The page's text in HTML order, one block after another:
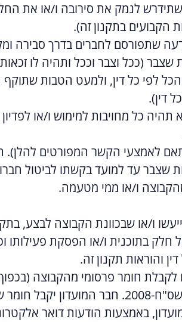
שתידרש לנמק את סירובה ו/או את
הקבועים בתקנון זה).
שתפורסם לחברים בדרך סבירה
(ככל וצבר וככל ותהיה לו
והכל לפי כל דין, ולמעט הטבות
דין).
כל מחויבות למימוש ו/או
לאמצעי הקשר המפורטים להלן).
את ההטבות שצבר עד למועד בקשתו לביטול
מהקבוצה ו/או ממי מטעמה.
ו/או שבכוונת הקבוצה לבצע,
חלק בתוכנית ו/או הפסקת פעילותו
והוראות תקנון זה.
חומר פרסומי מהקבוצה (בכפוף
היתר, בהתאם להוראות תיקון מס' 40 לחוק התקשורת (בזק ושידורים), התשס"ח-